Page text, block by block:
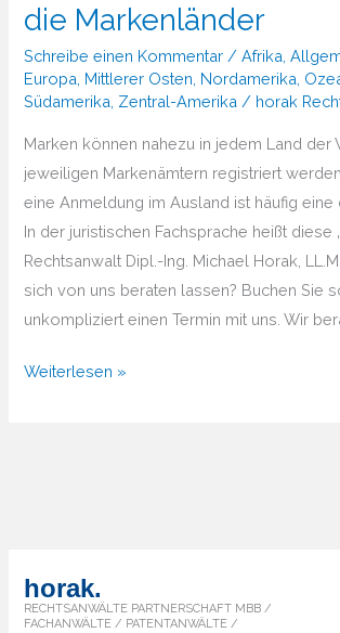
die Markenländer
Schreibe einen Kommentar /Afrika ,
Europa Mittlerer Osten Nordamerika
Südamerika Zentral-Amerika / horak
Marken können nahezu in jedem Land der
jeweiligen Markenämtern registriert
eine Anmeldung im Ausland ist häufig eine
In der juristischen Fachsprache heißt diese
Rechtsanwalt Dipl.-Ing. Michael Horak,
sich von uns beraten lassen? Buchen Sie
unkompliziert einen Termin mit uns. Wir
Von
die
Markenländer
Weiterlesen »
horak.
RECHTSANWÄLTE PARTNERSCHAFT MBB /
FACHANWÄLTE / PATENTANWÄLTE /